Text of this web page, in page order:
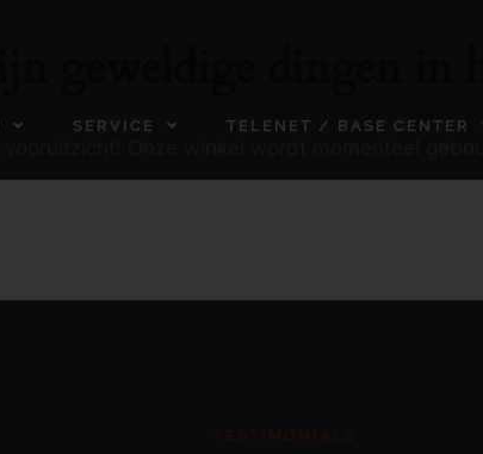
SERVICE TELENET / BASE CENTER
TESTIMONIALS